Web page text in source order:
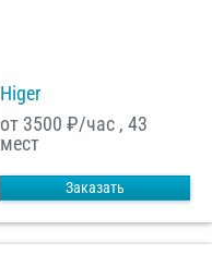
Higer
от 3500 ₽/час , 43
мест
Заказать